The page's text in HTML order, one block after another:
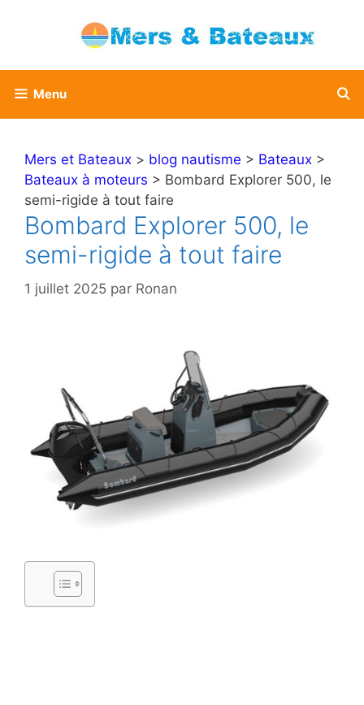
Menu
Mers et Bateaux > blog nautisme > Bateaux >
Bateaux à moteurs > Bombard Explorer 500, le
semi-rigide à tout faire
Bombard Explorer 500, le
semi-rigide à tout faire
1 juillet 2025 par Ronan